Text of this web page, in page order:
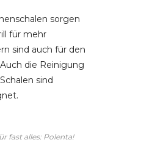
sorgen
für mehr
sind auch für den
die Reinigung
sind
fast alles: Polenta!